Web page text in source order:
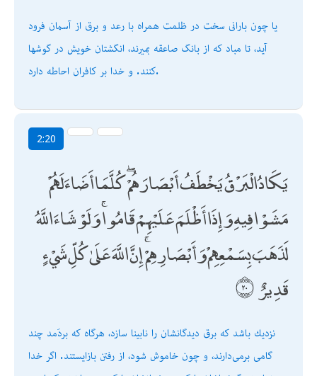
يا چون بارانى سخت در ظلمت همراه با رعد و برق از آسمان فرود
آيد، تا مباد كه از بانگ صاعقه بميرند، انگشتان خويش در گوشها
كنند. و خدا بر كافران احاطه دارد.
2:20
يَكَادُ الْبَرْقُ يَخْطَفُ أَبْصَارَهُمْ ۖ كُلَّمَا أَضَاءَ لَهُمْ
مَشَوْا فِيهِ وَإِذَا أَظْلَمَ عَلَيْهِمْ قَامُوا ۚ وَلَوْ شَاءَ اللَّهُ
لَذَهَبَ بِسَمْعِهِمْ وَأَبْصَارِهِمْ ۚ إِنَّ اللَّهَ عَلَىٰ كُلِّ شَيْءٍ
قَدِيرٌ
نزديك باشد كه برق ديدگانشان را نابينا سازد، هرگاه كه بردَمد چند
گامى برمى‌دارند، و چون خاموش شود، از رفتن بازايستند. اگر خدا